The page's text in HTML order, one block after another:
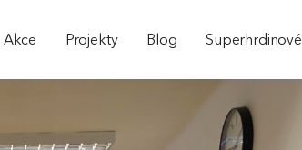
Akce Projekty Blog Superhrdinové